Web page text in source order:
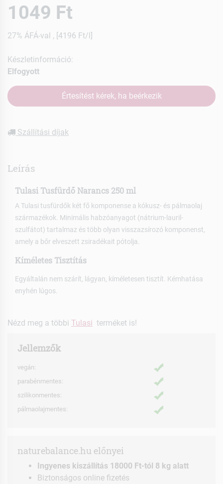
1049 Ft
27% ÁFÁ-val , [4196 Ft/l]
Készletinformáció:
Elfogyott
Értesítést kérek, ha beérkezik
Szállítási díjak
Leírás
Tulasi Tusfürdő Narancs 250 ml
A Tulasi tusfürdők két fő komponense a kókusz- és pálmaolaj
származékok. Minimális habzóanyagot (nátrium-lauril-
szulfátot) tartalmaz és több olyan visszazsírozó komponenst,
amely a bőr elveszett zsiradékait pótolja.
Kíméletes Tisztítás
Egyáltalán nem szárít, lágyan, kíméletesen tisztít. Kémhatása
enyhén lúgos.
Nézd meg a többi Tulasi terméket is!
Jellemzők
vegán:
parabénmentes:
szilikonmentes:
pálmaolajmentes:
naturebalance.hu előnyei
Ingyenes kiszállítás 18000 Ft-tól 8 kg alatt
Biztonságos online fizetés